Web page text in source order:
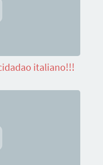
italiano!!!